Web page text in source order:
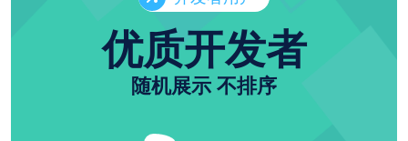
优质开发者
随机展示 不排序